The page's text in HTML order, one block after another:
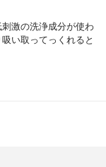
激の洗浄成分が使わ
い取ってっくれると